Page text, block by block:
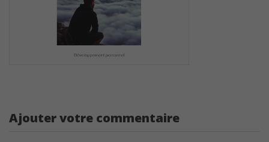
Ajouter votre commentaire